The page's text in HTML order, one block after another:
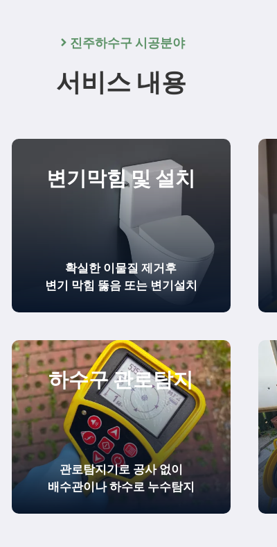
진주하수구 시공분야
서비스 내용
변기막힘 및 설치
확실한이물질 제거후
변기 막힘 뚫음또는 변기설치
하수구 관로탐지
관로탐지기로 공사 없이
배수관이나 하수로 누수탐지